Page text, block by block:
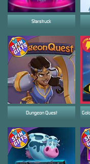
Starstruck
Dungeon Quest